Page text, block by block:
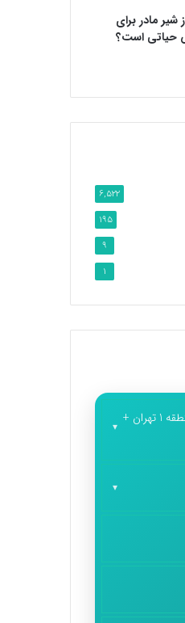
شیر مادر برای
حیاتی است؟
6,522
195
9
1
بهترین کلینیک های زیبایی در منطقه 1 تهران +